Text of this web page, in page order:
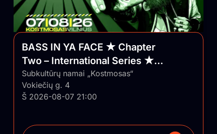
BASS IN YA FACE ★ Chapter
Two – International Series ★
Vilnius/Lithuania
Subkultūrų namai „Kostmosas“
Vokiečių g. 4
Š 2026-08-07 21:00